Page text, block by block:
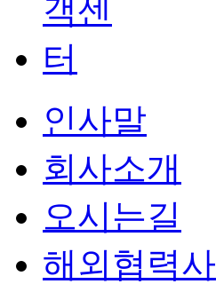
인사말
회사소개
오시는길
해외협력사